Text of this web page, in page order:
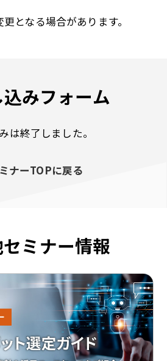
となる場合があります。
みフォーム
は終了しました。
ナーTOPに戻る
ミナー情報